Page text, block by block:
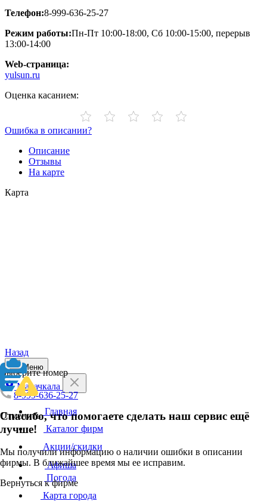
Телефон:8-999-636-25-27
Режим работы:Пн-Пт 10:00-18:00, Сб 10:00-15:00, перерыв
13:00-14:00
Web-страница:
yulsun.ru
Оценка касанием:
Ошибка в описании?
Описание
Отзывы
На карте
Карта
Назад
Выберите номер
8-999-636-25-27
Отменить
Спасибо, что помогаете сделать наш сервис ещё
лучше!
Мы получили информацию о наличии ошибки в описании
фирмы. В ближайшее время мы ее исправим.
Вернуться к фирме
Меню
Махачкала
Главная
Каталог фирм
Акции/скидки
Афиша
Погода
Карта города